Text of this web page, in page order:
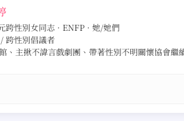
性別女同志 · ENFP · 她/她們
跨性別倡議者
、主揪不諱言戲劇團、帶著性別不明關懷協會繼